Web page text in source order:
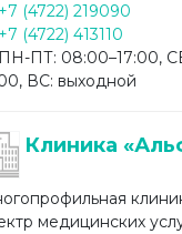
+7 (4722) 219090
+7 (4722) 413110
ПН-ПТ: 08:00–17:00,
ВС: выходной
Клиника
медицинских